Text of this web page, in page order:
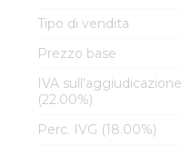
Tipo di vendita
Prezzo base
IVA sull'aggiudicazione
(22.00%)
Perc. IVG (18.00%)